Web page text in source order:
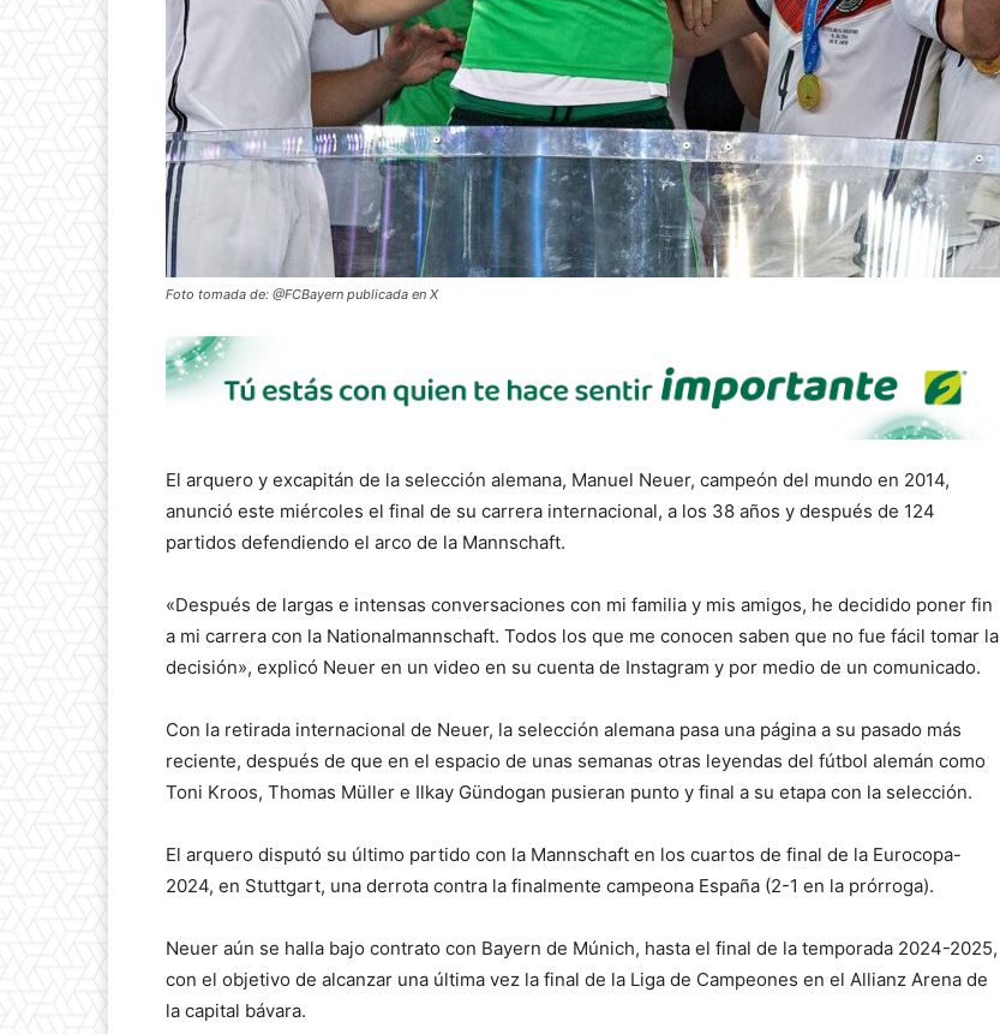
Foto tomada de: @FCBayern publicada en X
El arquero y excapitán de la selección alemana, Manuel Neuer, campeón del mundo en 2014,
anunció este miércoles el final de su carrera internacional, a los 38 años y después de 124
partidos defendiendo el arco de la Mannschaft.
«Después de largas e intensas conversaciones con mi familia y mis amigos, he decidido poner fin
a mi carrera con la Nationalmannschaft. Todos los que me conocen saben que no fue fácil tomar la
decisión», explicó Neuer en un video en su cuenta de Instagram y por medio de un comunicado.
Con la retirada internacional de Neuer, la selección alemana pasa una página a su pasado más
reciente, después de que en el espacio de unas semanas otras leyendas del fútbol alemán como
Toni Kroos, Thomas Müller e Ilkay Gündogan pusieran punto y final a su etapa con la selección.
El arquero disputó su último partido con la Mannschaft en los cuartos de final de la Eurocopa-
2024, en Stuttgart, una derrota contra la finalmente campeona España (2-1 en la prórroga).
Neuer aún se halla bajo contrato con Bayern de Múnich, hasta el final de la temporada 2024-2025,
con el objetivo de alcanzar una última vez la final de la Liga de Campeones en el Allianz Arena de
la capital bávara.